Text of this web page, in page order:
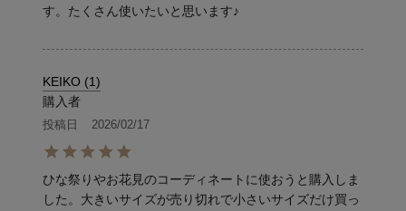
す。たくさん使いたいと思います♪
KEIKO 1
購入者
投稿日 2026/02/17
ひな祭りやお花見のコーディネートに使おうと購入しま
した。大きいサイズが売り切れで小さいサイズだけ買っ